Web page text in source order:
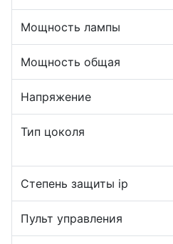
Мощность лампы
Мощность общая
Напряжение
Тип цоколя
Степень защиты ip
Пульт управления